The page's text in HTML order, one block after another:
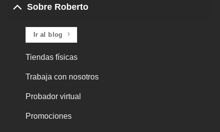
Sobre Roberto
Ir al blog
Tiendas físicas
Trabaja con nosotros
Probador virtual
Promociones